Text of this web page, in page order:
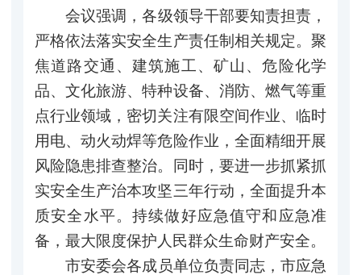
会议强调，各级领导干部要知责担责，
严格依法落实安全生产责任制相关规定。聚
焦道路交通、建筑施工、矿山、危险化学
品、文化旅游、特种设备、消防、燃气等重
点行业领域，密切关注有限空间作业、临时
用电、动火动焊等危险作业，全面精细开展
风险隐患排查整治。同时，要进一步抓紧抓
实安全生产治本攻坚三年行动，全面提升本
质安全水平。持续做好应急值守和应急准
备，最大限度保护人民群众生命财产安全。
市安委会各成员单位负责同志，市应急